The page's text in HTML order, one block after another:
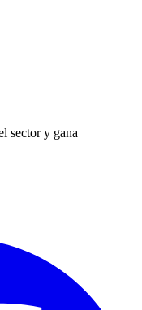
sector y gana